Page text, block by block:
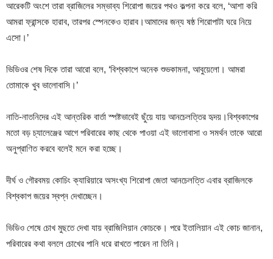
আরেকটি অংশে তারা ব্রাজিলের সম্ভাব্য শিরোপা জয়ের পথও কল্পনা করে বলে, ‘আশা করি
আমরা ফ্রান্সকে হারাব, তারপর স্পেনকেও হারাব।আমাদের জন্য ষষ্ঠ শিরোপাটা ঘরে নিয়ে
এসো।’
ভিডিওর শেষ দিকে তারা আরো বলে, ‘বিশ্বকাপে অনেক শুভকামনা, আবুয়েলো। আমরা
তোমাকে খুব ভালোবাসি।’
নাতি-নাতনিদের এই আন্তরিক বার্তা স্পষ্টভাবেই ছুঁয়ে যায় আনচেলত্তির হৃদয়।বিশ্বকাপের
মতো বড় চ্যালেঞ্জের আগে পরিবারের কাছ থেকে পাওয়া এই ভালোবাসা ও সমর্থন তাকে আরো
অনুপ্রাণিত করবে বলেই মনে করা হচ্ছে।
দীর্ঘ ও গৌরবময় কোচিং ক্যারিয়ারে অসংখ্য শিরোপা জেতা আনচেলত্তি এবার ব্রাজিলকে
বিশ্বকাপ জয়ের স্বপ্ন দেখাচ্ছেন।
ভিডিও শেষে চোখ মুছতে দেখা যায় ব্রাজিলিয়ান কোচকে। পরে ইতালিয়ান এই কোচ জানান,
পরিবারের কথা বললে চোখের পানি ধরে রাখতে পারেন না তিনি।